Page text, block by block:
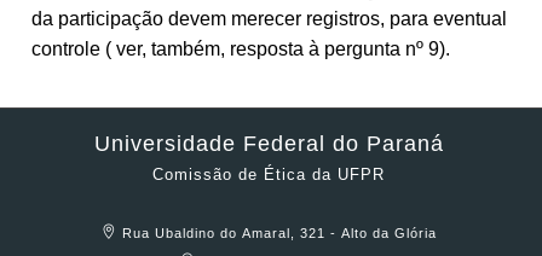
da participação devem merecer registros, para eventual
controle ( ver, também, resposta à pergunta nº 9).
Universidade Federal do Paraná
Comissão de Ética da UFPR
Rua Ubaldino do Amaral, 321 - Alto da Glória